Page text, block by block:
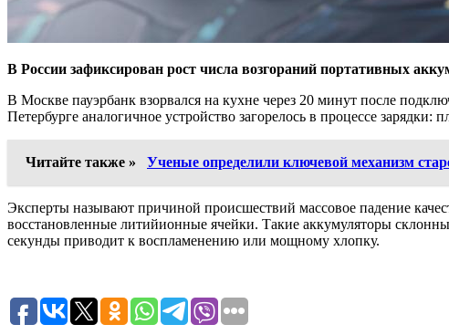
В России зафиксирован рост числа возгораний портативных
В Москве пауэрбанк взорвался на кухне через 20 минут после
Петербурге аналогичное устройство загорелось в процессе
Читайте также » Ученые определили ключевой механизм
Эксперты называют причиной происшествий массовое падение
восстановленные литийионные ячейки. Такие аккумуляторы
секунды приводит к воспламенению или мощному хлопку.